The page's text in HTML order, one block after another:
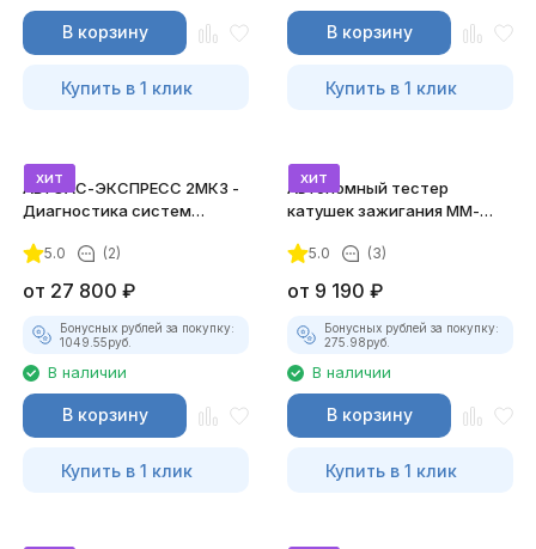
В корзину
Купить в 1 клик
В корзину
Купить в 1 клик
хит
АВТОАС-ЭКСПРЕСС 2МК3 -
Диагностика систем
5.0 (2)
от 27 800 ₽
Бонусных рублей за покупку:
1049.55руб.
В наличии
В корзину
Купить в 1 клик
хит
Автономный тестер
катушек зажигания ММ-
комплект)
5.0 (3)
от 9 190 ₽
Бонусных рублей за покупку:
275.98руб.
В наличии
В корзину
Купить в 1 клик